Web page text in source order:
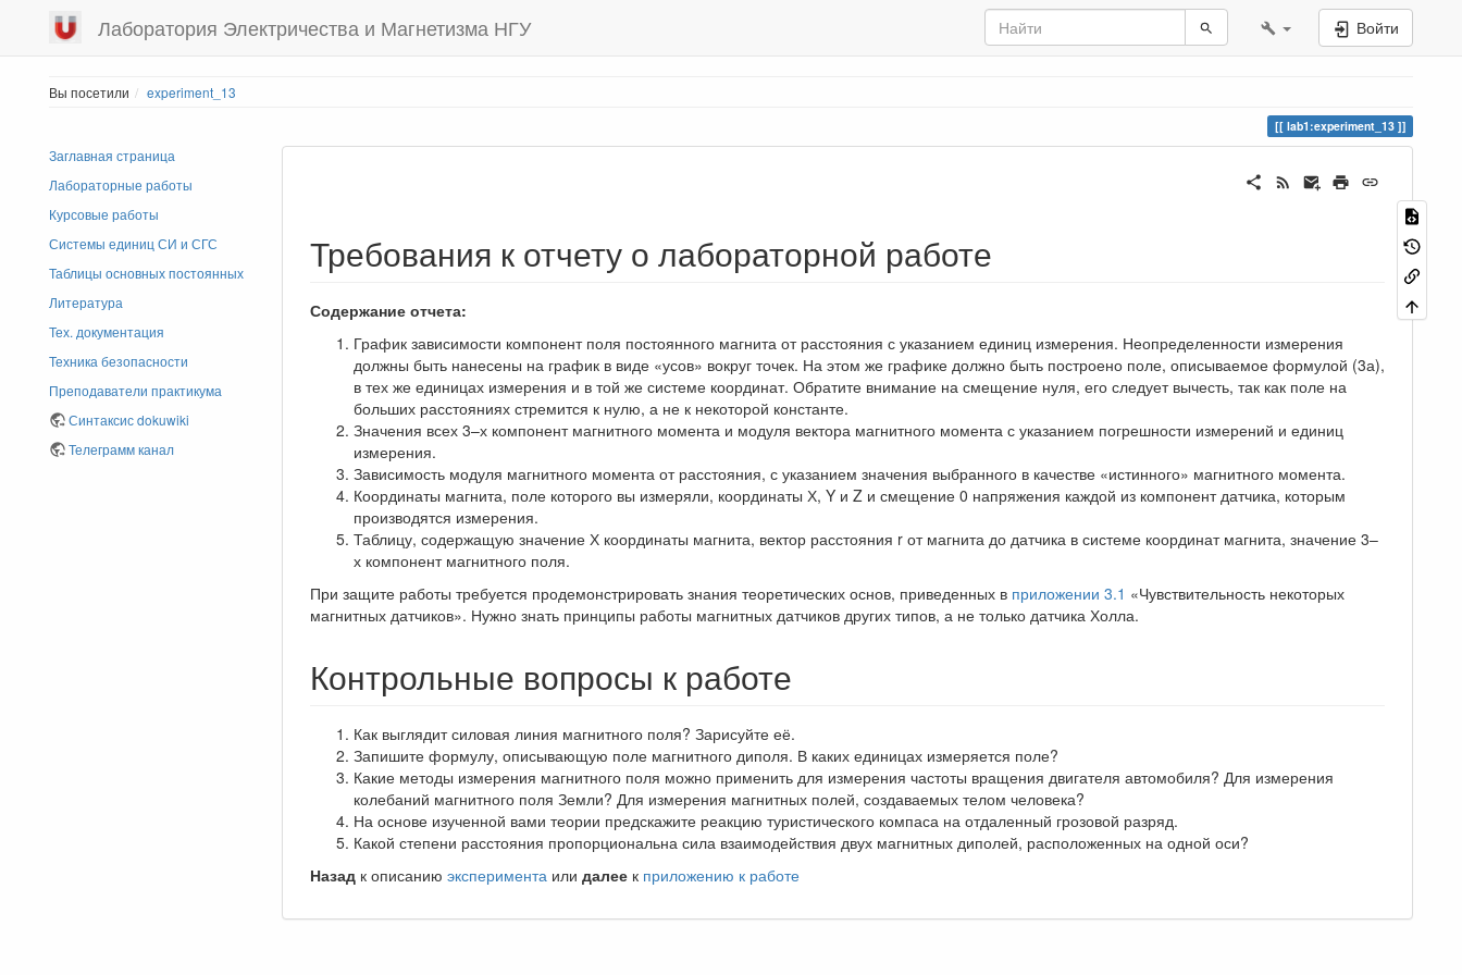
Лаборатория Электричества и Магнетизма НГУ Войти
Вы посетили experiment_13
lab1:experiment_13
Заглавная страница
Лабораторные работы
Курсовые работы
Системы единиц СИ и СГС
Таблицы основных постоянных
Литература
Тех. документация
Техника безопасности
Преподаватели практикума
Синтаксис dokuwiki
Телеграмм канал
Требования к отчету о лабораторной работе
Содержание отчета:
График зависимости компонент поля постоянного магнита от расстояния с указанием единиц измерения. Неопределенности измерения
должны быть нанесены на график в виде «усов» вокруг точек. На этом же графике должно быть построено поле, описываемое формулой (3а),
в тех же единицах измерения и в той же системе координат. Обратите внимание на смещение нуля, его следует вычесть, так как поле на
больших расстояниях стремится к нулю, а не к некоторой константе.
Значения всех 3–х компонент магнитного момента и модуля вектора магнитного момента с указанием погрешности измерений и единиц
измерения.
Зависимость модуля магнитного момента от расстояния, с указанием значения выбранного в качестве «истинного» магнитного момента.
Координаты магнита, поле которого вы измеряли, координаты Х, Y и Z и смещение 0 напряжения каждой из компонент датчика, которым
производятся измерения.
Таблицу, содержащую значение Х координаты магнита, вектор расстояния r от магнита до датчика в системе координат магнита, значение 3–
х компонент магнитного поля.
При защите работы требуется продемонстрировать знания теоретических основ, приведенных в приложении 3.1 «Чувствительность некоторых
магнитных датчиков». Нужно знать принципы работы магнитных датчиков других типов, а не только датчика Холла.
Контрольные вопросы к работе
Как выглядит силовая линия магнитного поля? Зарисуйте её.
Запишите формулу, описывающую поле магнитного диполя. В каких единицах измеряется поле?
Какие методы измерения магнитного поля можно применить для измерения частоты вращения двигателя автомобиля? Для измерения
колебаний магнитного поля Земли? Для измерения магнитных полей, создаваемых телом человека?
На основе изученной вами теории предскажите реакцию туристического компаса на отдаленный грозовой разряд.
Какой степени расстояния пропорциональна сила взаимодействия двух магнитных диполей, расположенных на одной оси?
Назад к описанию эксперимента или далее к приложению к работе